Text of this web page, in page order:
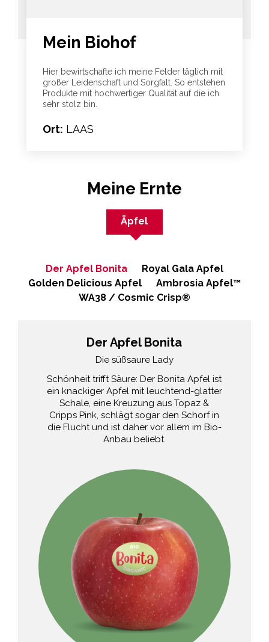
Mein Biohof
Hier bewirtschafte ich meine Felder täglich mit
großer Leidenschaft und Sorgfalt. So entstehen
Produkte mit hochwertiger Qualität auf die ich
sehr stolz bin.
Ort: LAAS
Meine Ernte
Der Apfel Bonita
Die süßsaure Lady
Schönheit trifft Säure: Der Bonita Apfel ist
ein knackiger Apfel mit leuchtend-glatter
Schale, eine Kreuzung aus Topaz &
Cripps Pink, schlägt sogar den Schorf in
die Flucht und ist daher vor allem im Bio-
Anbau beliebt.
Der Apfel Bonita
Royal Gala Apfel
Golden Delicious Apfel
Ambrosia Apfel™​
WA38 / Cosmic Crisp®
Äpfel